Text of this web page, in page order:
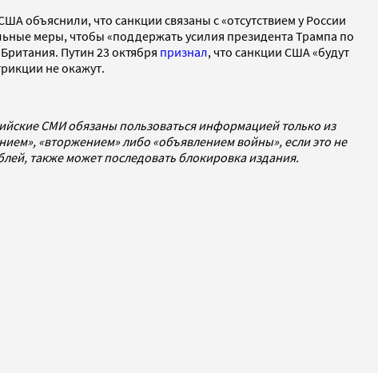
объяснили, что санкции связаны с «отсутствием у России
меры, чтобы «поддержать усилия президента Трампа по
Путин 23 октября признал, что санкции США «будут
не окажут.
СМИ обязаны пользоваться информацией только из
«вторжением» либо «объявлением войны», если это не
также может последовать блокировка издания.